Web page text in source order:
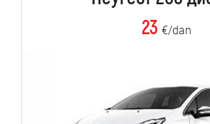
23 €/dan